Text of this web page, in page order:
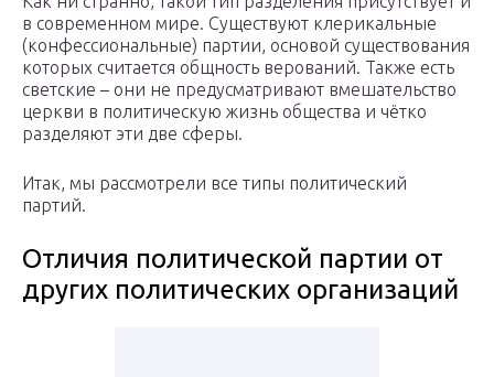
в современном мире. Существуют клерикальные
(конфессиональные) партии, основой существования
которых считается общность верований. Также есть
светские – они не предусматривают вмешательство
церкви в политическую жизнь общества и чётко
разделяют эти две сферы.
Итак, мы рассмотрели все типы политический
партий.
Отличия политической партии от
других политических организаций